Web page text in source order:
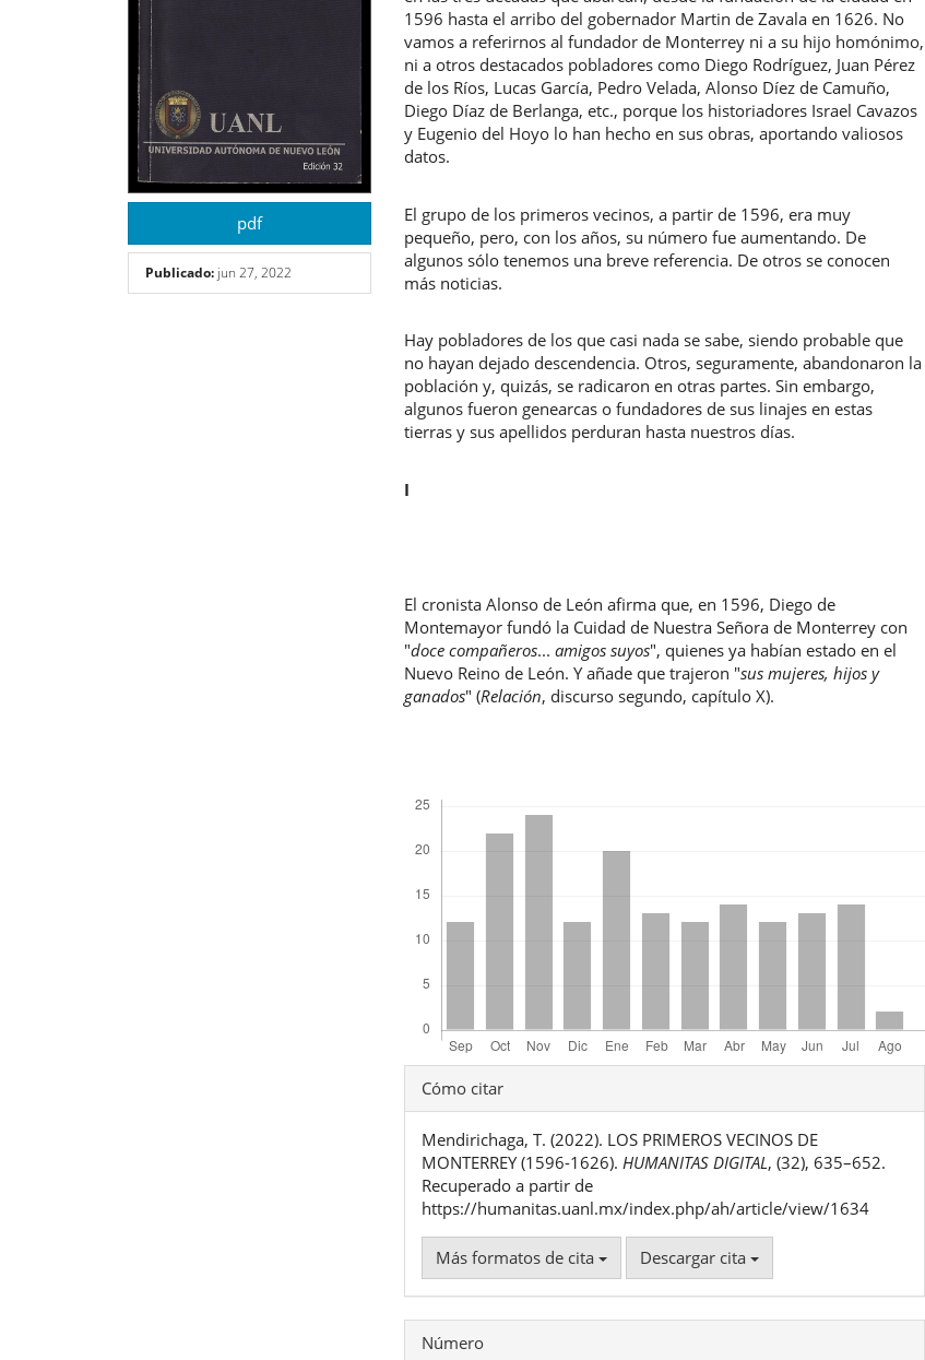
pdf
Publicado: jun 27, 2022
1596 hasta el arribo del gobernador Martin de Zavala en 1626. No
vamos a referirnos al fundador de Monterrey ni a su hijo homónimo,
ni a otros destacados pobladores como Diego Rodríguez, Juan Pérez
de los Ríos, Lucas García, Pedro Velada, Alonso Díez de Camuño,
Diego Díaz de Berlanga, etc., porque los historiadores Israel Cavazos
y Eugenio del Hoyo lo han hecho en sus obras, aportando valiosos
datos.
El grupo de los primeros vecinos, a partir de 1596, era muy
pequeño, pero, con los años, su número fue aumentando. De
algunos sólo tenemos una breve referencia. De otros se conocen
más noticias.
Hay pobladores de los que casi nada se sabe, siendo probable que
no hayan dejado descendencia. Otros, seguramente, abandonaron la
población y, quizás, se radicaron en otras partes. Sin embargo,
algunos fueron genearcas o fundadores de sus linajes en estas
tierras y sus apellidos perduran hasta nuestros días.
I
El cronista Alonso de León afirma que, en 1596, Diego de
Montemayor fundó la Cuidad de Nuestra Señora de Monterrey con
"doce compañeros...amigos suyos", quienes ya habían estado en el
Nuevo Reino de León. Y añade que trajeron "sus mujeres, hijos y
ganados" (Relación, discurso segundo, capítulo X).
Detalles
del
artículo
Cómo citar
Mendirichaga, T. (2022). LOS PRIMEROS VECINOS DE
MONTERREY (1596-1626). HUMANITAS DIGITAL, (32), 635–652.
Recuperado a partir de
https://humanitas.uanl.mx/index.php/ah/article/view/1634
Más formatos de cita Descargar cita
Número